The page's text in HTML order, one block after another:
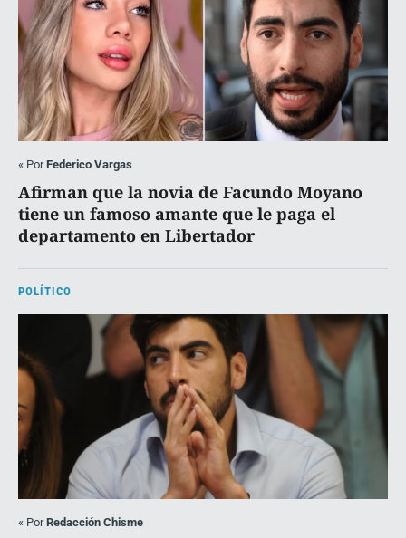
« PorFederico Vargas
Afirman que la novia de Facundo Moyano
tiene un famoso amante que le paga el
departamento en Libertador
POLÍTICO
« PorRedacción Chisme